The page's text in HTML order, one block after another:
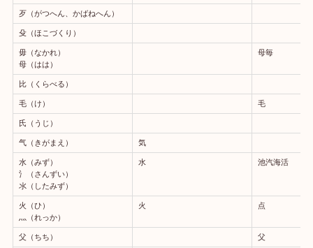
歹（がつへん、かばねへん）
殳（ほこづくり）
毋（なかれ）
母（はは）
母毎
比（くらべる）
毛（け） 毛
氏（うじ）
气（きがまえ） 気
水（みず）
氵（さんずい）
氺（したみず）
水 池汽海活
火（ひ）
灬（れっか）
火 点
父（ちち） 父